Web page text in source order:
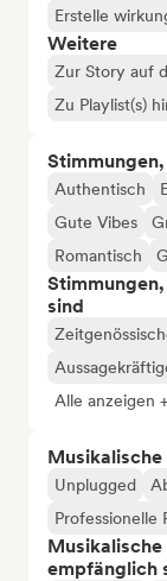
Erstelle
Weitere
Zur Story auf
Zu Playlist(s)
Authentisch
Gute Vibes
Romantisch
sind
Alle anzeigen
Unplugged
Professionelle
empfänglich